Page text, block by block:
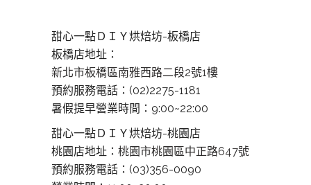
甜心一點ＤＩＹ烘焙坊-板橋店
板橋店地址：
新北市板橋區南雅西路二段2號1樓
預約服務電話：(02)2275-1181
暑假提早營業時間：9:00~22:00
甜心一點ＤＩＹ烘焙坊-桃園店
桃園店地址： 桃園市桃園區中正路647號
預約服務電話：(03)356-0090